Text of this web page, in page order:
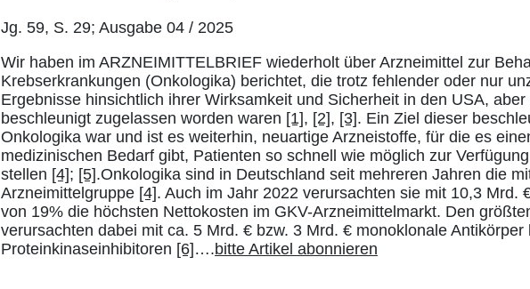
Jg. 59, S. 29; Ausgabe 04 / 2025
Wir haben im ARZNEIMITTELBRIEF wiederholt über Arzneimittel zur
Krebserkrankungen (Onkologika) berichtet, die trotz fehlender oder nur
Ergebnisse hinsichtlich ihrer Wirksamkeit und Sicherheit in den USA,
beschleunigt zugelassen worden waren [1], [2], [3]. Ein Ziel dieser
Onkologika war und ist es weiterhin, neuartige Arzneistoffe, für die es
medizinischen Bedarf gibt, Patienten so schnell wie möglich zur
stellen [4]; [5].Onkologika sind in Deutschland seit mehreren Jahren die
Arzneimittelgruppe [4]. Auch im Jahr 2022 verursachten sie mit 10,3 Mrd.
von 19% die höchsten Nettokosten im GKV-Arzneimittelmarkt. Den
verursachten dabei mit ca. 5 Mrd. € bzw. 3 Mrd. € monoklonale Antikörper
Proteinkinaseinhibitoren [6]….bitte Artikel abonnieren